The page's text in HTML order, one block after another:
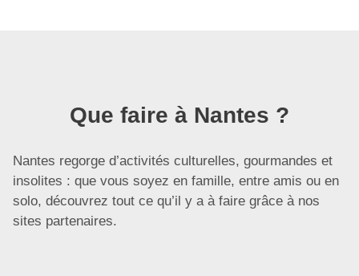
Que faire à Nantes ?
Nantes regorge d’activités culturelles, gourmandes et
insolites : que vous soyez en famille, entre amis ou en
solo, découvrez tout ce qu’il y a à faire grâce à nos
sites partenaires.